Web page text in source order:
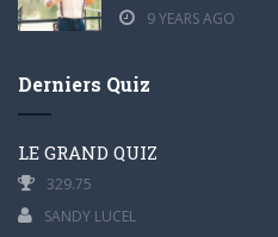
9 YEARS AGO
Derniers Quiz
LE GRAND QUIZ
329.75
SANDY LUCEL